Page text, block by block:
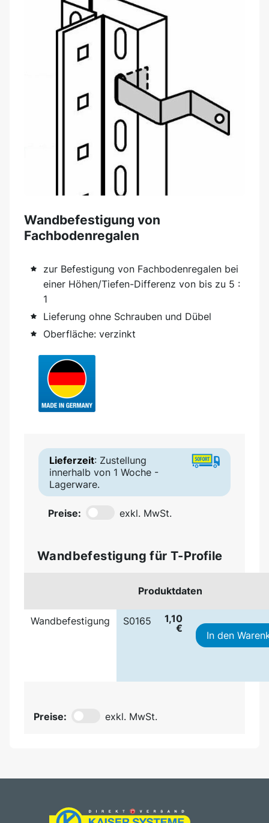
Wandbefestigung von
Fachbodenregalen
zur Befestigung von Fachbodenregalen bei
einer Höhen/Tiefen-Differenz von bis zu 5 :
1
Lieferung ohne Schrauben und Dübel
Oberfläche: verzinkt
Lieferzeit: Zustellung
innerhalb von 1 Woche -
Lagerware.
Preise: exkl. MwSt.
Wandbefestigung für T-Profile
Produktdaten
Wandbefestigung S0165
1,10
€
In den
Preise: exkl. MwSt.